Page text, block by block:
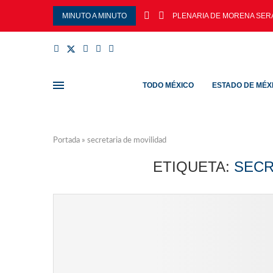
MINUTO A MINUTO PLENARIA DE MORENA
TODO MÉXICO ESTADO DE
Portada » secretaria de movilidad
ETIQUETA: